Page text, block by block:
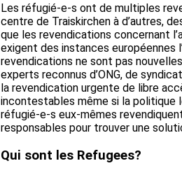
Les réfugié-e-s ont de multiples
centre de Traiskirchen à d’autres,
que les revendications concernant
exigent des instances européennes
revendications ne sont pas
experts reconnus d’ONG, de
la revendication urgente de libre
incontestables même si la politique
réfugié-e-s eux-mêmes
responsables pour trouver une
Qui sont les Refugees?